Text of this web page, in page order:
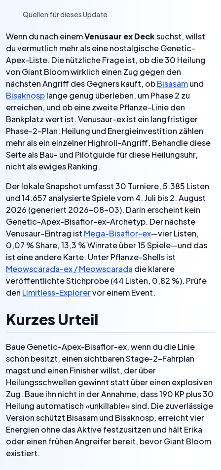
Quellen für dieses Update
Wenn du nach einemVenusaur ex Decksuchst, willst
du vermutlich mehr als eine nostalgische Genetic-
Apex-Liste. Die nützliche Frage ist, ob die 30 Heilung
von Giant Bloom wirklich einen Zug gegen den
nächsten Angriff des Gegners kauft, obBisasamund
Bisaknosplange genug überleben, um Phase 2 zu
erreichen, und ob eine zweite Pflanze-Linie den
Bankplatz wert ist. Venusaur-ex ist ein langfristiger
Phase-2-Plan: Heilung und Energieinvestition zählen
mehr als ein einzelner Highroll-Angriff. Behandle diese
Seite als Bau- und Pilotguide für diese Heilungsuhr,
nicht als ewiges Ranking.
Der lokale Snapshot umfasst 30 Turniere, 5.385 Listen
und 14.657 analysierte Spiele vom 4. Juli bis 2. August
2026 (generiert 2026-08-03). Darin erscheint kein
Genetic-Apex-Bisaflor-ex-Archetyp. Der nächste
Venusaur-Eintrag ist Mega-Bisaflor-ex—vier Listen,
0,07 % Share, 13,3 % Winrate über 15 Spiele—und das
ist eine andere Karte. Unter Pflanze-Shells ist
Meowscarada-ex / Meowscarada die klarere
veröffentlichte Stichprobe (44 Listen, 0,82 %). Prüfe
den Limitless-Explorervor einem Event.
Kurzes Urteil
Baue Genetic-Apex-Bisaflor-ex, wenn du die Linie
schon besitzt, einen sichtbaren Stage-2-Fahrplan
magst und einen Finisher willst, der über
Heilungsschwellen gewinnt statt über einen explosiven
Zug. Baue ihn nicht in der Annahme, dass 190 KP plus 30
Heilung automatisch «unkillable» sind. Die zuverlässige
Version schützt Bisasam und Bisaknosp, erreicht vier
Energien ohne das Aktive festzusitzen und hält Erika
oder einen frühen Angreifer bereit, bevor Giant Bloom
existiert.